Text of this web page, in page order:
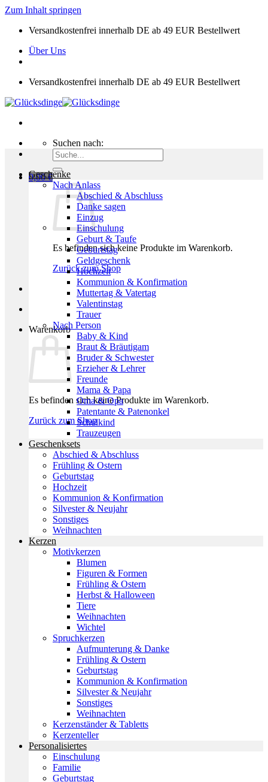
Zum Inhalt springen
Versandkostenfrei innerhalb DE ab 49 EUR Bestellwert
Über Uns
Versandkostenfrei innerhalb DE ab 49 EUR Bestellwert
Suchen nach:
0,00€
Es befinden sich keine Produkte im Warenkorb.
Zurück zum Shop
Warenkorb
Es befinden sich keine Produkte im Warenkorb.
Zurück zum Shop
Geschenke
Nach Anlass
Abschied & Abschluss
Danke sagen
Einzug
Einschulung
Geburt & Taufe
Geburtstag
Geldgeschenk
Hochzeit
Kommunion & Konfirmation
Muttertag & Vatertag
Valentinstag
Trauer
Nach Person
Baby & Kind
Braut & Bräutigam
Bruder & Schwester
Erzieher & Lehrer
Freunde
Mama & Papa
Oma & Opa
Patentante & Patenonkel
Schulkind
Trauzeugen
Geschenksets
Abschied & Abschluss
Frühling & Ostern
Geburtstag
Hochzeit
Kommunion & Konfirmation
Silvester & Neujahr
Sonstiges
Weihnachten
Kerzen
Motivkerzen
Blumen
Figuren & Formen
Frühling & Ostern
Herbst & Halloween
Tiere
Weihnachten
Wichtel
Spruchkerzen
Aufmunterung & Danke
Frühling & Ostern
Geburtstag
Kommunion & Konfirmation
Silvester & Neujahr
Sonstiges
Weihnachten
Kerzenständer & Tabletts
Kerzenteller
Personalisiertes
Einschulung
Familie
Geburtstag